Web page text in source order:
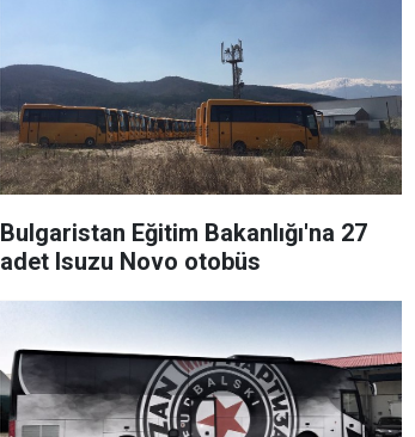
Bulgaristan Eğitim Bakanlığı'na 27
adet Isuzu Novo otobüs